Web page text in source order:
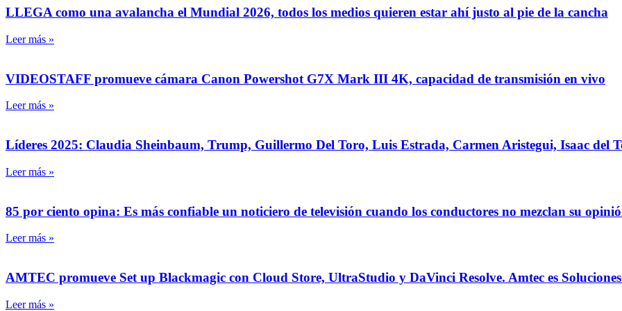
LLEGA como una avalancha el Mundial 2026, todos los medios quieren estar ahí justo al pie de la cancha
Leer más »
VIDEOSTAFF promueve cámara Canon Powershot G7X Mark III 4K, capacidad de transmisión en vivo
Leer más »
Líderes 2025: Claudia Sheinbaum, Trump, Guillermo Del Toro, Luis Estrada, Carmen Aristegui, Isaac del
Leer más »
85 por ciento opina: Es más confiable un noticiero de televisión cuando los conductores no mezclan su
Leer más »
AMTEC promueve Set up Blackmagic con Cloud Store, UltraStudio y DaVinci Resolve. Amtec es
Leer más »